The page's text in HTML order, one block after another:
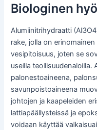
Biologinen
Alumiinitrihydraatti
rake, jolla on
vesipitoisuus, joten se
useilla teollisuudenaloilla.
palonestoaineena,
savunpoistoaineena
johtojen ja kaapeleiden
lattiapäällysteissä ja
voidaan käyttää